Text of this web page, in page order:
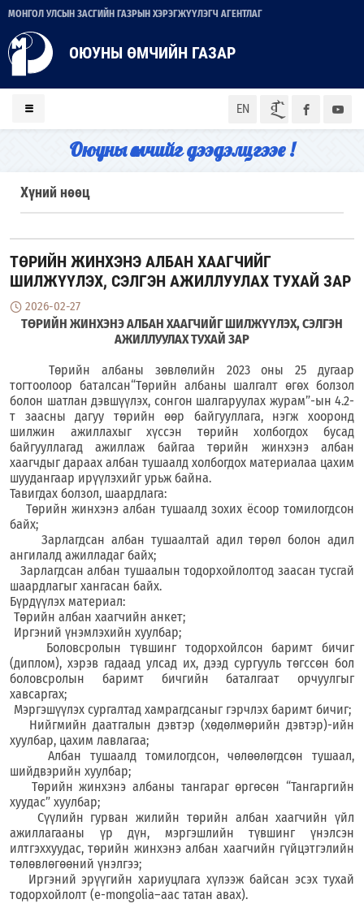
МОНГОЛ УЛСЫН ЗАСГИЙН ГАЗРЫН ХЭРЭГЖҮҮЛЭГЧ АГЕНТЛАГ
ОЮУНЫ ӨМЧИЙН ГАЗАР
EN ᠮᠣᠨ
Оюуны өмчийг дээдэлцгээе !
Хүний нөөц
ТӨРИЙН ЖИНХЭНЭ АЛБАН ХААГЧИЙГ
ШИЛЖҮҮЛЭХ, СЭЛГЭН АЖИЛЛУУЛАХ ТУХАЙ ЗАР
2026-02-27
ТӨРИЙН ЖИНХЭНЭ АЛБАН ХААГЧИЙГ ШИЛЖҮҮЛЭХ, СЭЛГЭН
АЖИЛЛУУЛАХ ТУХАЙ ЗАР
Төрийн албаны зөвлөлийн 2023 оны 25 дугаар
тогтоолоор баталсан“Төрийн албаны шалгалт өгөх болзол
болон шатлан дэвшүүлэх, сонгон шалгаруулах журам”-ын 4.2-
т заасны дагуу төрийн өөр байгууллага, нэгж хооронд
шилжин ажиллахыг хүссэн төрийн холбогдох бусад
байгууллагад ажиллаж байгаа төрийн жинхэнэ албан
хаагчдыг дараах албан тушаалд холбогдох материалаа цахим
шуудангаар ирүүлэхийг урьж байна.
Тавигдах болзол, шаардлага:
Төрийн жинхэнэ албан тушаалд зохих ёсоор томилогдсон
байх;
Зарлагдсан албан тушаалтай адил төрөл болон адил
ангилалд ажилладаг байх;
Зарлагдсан албан тушаалын тодорхойлолтод заасан тусгай
шаардлагыг хангасан байх.
Бүрдүүлэх материал:
Төрийн албан хаагчийн анкет;
Иргэний үнэмлэхийн хуулбар;
Боловсролын түвшинг тодорхойлсон баримт бичиг
(диплом), хэрэв гадаад улсад их, дээд сургууль төгссөн бол
боловсролын баримт бичгийн баталгаат орчуулгыг
хавсаргах;
Мэргэшүүлэх сургалтад хамрагдсаныг гэрчлэх баримт бичиг;
Нийгмийн даатгалын дэвтэр (хөдөлмөрийн дэвтэр)-ийн
хуулбар, цахим лавлагаа;
Албан тушаалд томилогдсон, чөлөөлөгдсөн тушаал,
шийдвэрийн хуулбар;
Төрийн жинхэнэ албаны тангараг өргөсөн “Тангаргийн
хуудас” хуулбар;
Сүүлийн гурван жилийн төрийн албан хаагчийн үйл
ажиллагааны үр дүн, мэргэшлийн түвшинг үнэлсэн
илтгэххуудас, төрийн жинхэнэ албан хаагчийн гүйцэтгэлийн
төлөвлөгөөний үнэлгээ;
Иргэний эрүүгийн хариуцлага хүлээж байсан эсэх тухай
тодорхойлолт (e-mongolia–аас татан авах).